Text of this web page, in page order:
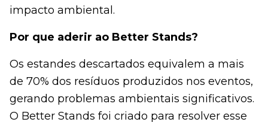
impacto ambiental.
Por que aderir ao Better Stands?
Os estandes descartados equivalem a mais
de 70% dos resíduos produzidos nos eventos,
gerando problemas ambientais significativos.
O Better Stands foi criado para resolver esse